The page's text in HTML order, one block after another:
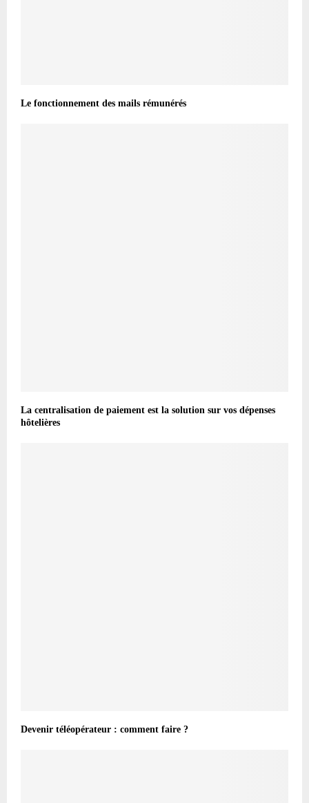
Le fonctionnement des mails rémunérés
La centralisation de paiement est la solution sur vos dépenses
hôtelières
Devenir téléopérateur : comment faire ?